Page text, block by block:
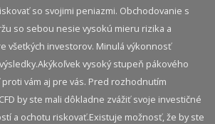
so svojimi peniazmi. Obchodovanie s
so sebou nesie vysokú mieru rizika a
všetkých investorov. Minulá výkonnosť
Akýkoľvek vysoký stupeň pákového
vám aj pre vás. Pred rozhodnutím
by ste mali dôkladne zvážiť svoje investičné
a ochotu riskovať.​ Existuje možnosť, že by ste